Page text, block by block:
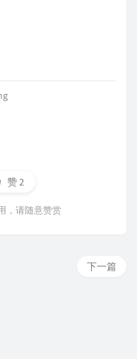
赞2
，请随意赞赏
下一篇